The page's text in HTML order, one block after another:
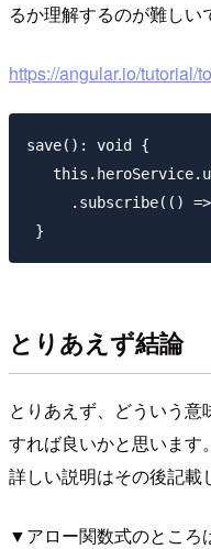
るか理解するのが難しい
https://angular.io/tutorial/
save(): void {
.subscribe(()
とりあえず結論
とりあえず、どういう
すれば良いかと思います。
詳しい説明はその後記載
▼アロー関数式のところ